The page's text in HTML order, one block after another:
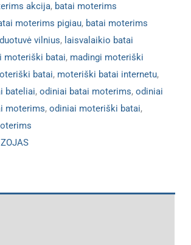
akcija, batai moterims
moterims pigiau, batai moterims
vilnius, laisvalaikio batai
moteriški batai, madingi moteriški
batai, moteriški batai internetu,
bateliai,odiniai batai moterims,odiniai
moterims,odiniai moteriški batai,
ZOJAS